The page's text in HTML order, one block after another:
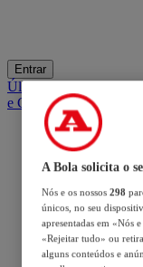
Entrar
ÚltimasMercado
e Cabelo
A Bola solicita o
Nós e os nossos 298
únicos, no seu
apresentadas em «Nós
«Rejeitar tudo» ou
alguns conteúdos e